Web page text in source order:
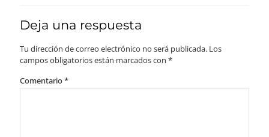
Deja una respuesta
Tu dirección de correo electrónico no será publicada. Los
campos obligatorios están marcados con *
Comentario*